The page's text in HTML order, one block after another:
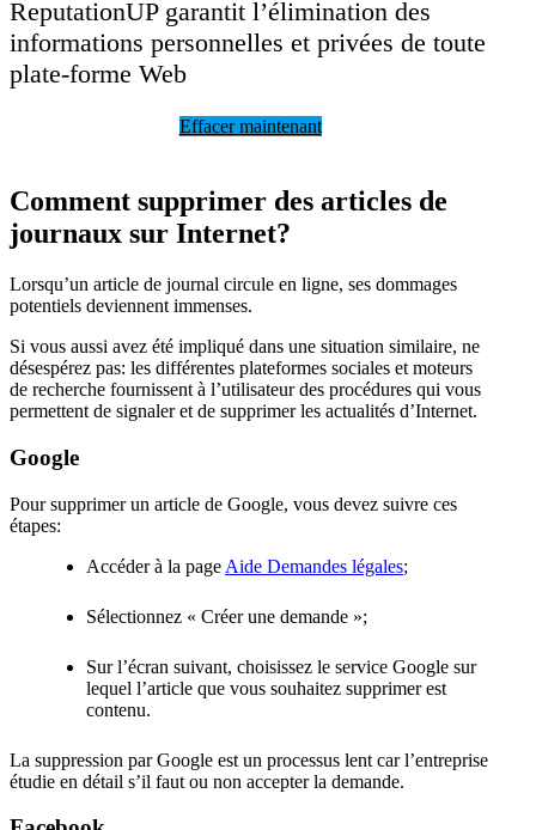
ReputationUP garantit l’élimination des
informations personnelles et privées de toute
plate-forme Web
Effacer maintenant
Comment supprimer des articles de
journaux sur Internet?
Lorsqu’un article de journal circule en ligne, ses dommages
potentiels deviennent immenses.
Si vous aussi avez été impliqué dans une situation similaire, ne
désespérez pas: les différentes plateformes sociales et moteurs
de recherche fournissent à l’utilisateur des procédures qui vous
permettent de signaler et de supprimer les actualités d’Internet.
Google
Pour supprimer un article de Google, vous devez suivre ces
étapes:
Accéder à la page Aide Demandes légales;
Sélectionnez « Créer une demande »;
Sur l’écran suivant, choisissez le service Google sur
lequel l’article que vous souhaitez supprimer est
contenu.
La suppression par Google est un processus lent car l’entreprise
étudie en détail s’il faut ou non accepter la demande.